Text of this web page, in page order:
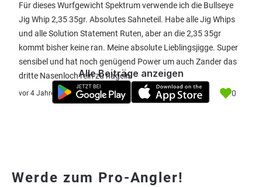
Für dieses Wurfgewicht Spektrum verwende ich die Bullseye
Jig Whip 2,35 35gr. Absolutes Sahneteil. Habe alle Jig Whips
und alle Solution Statement Ruten, aber an die 2,35 35gr
kommt bisher keine ran. Meine absolute Lieblingsjigge. Super
sensibel und hat noch genügend Power um auch Zander das
dritte Nasenloch rein zu nageln.
vor 4 Jahre 0
Alle Beiträge anzeigen
Werde zum Pro-Angler!